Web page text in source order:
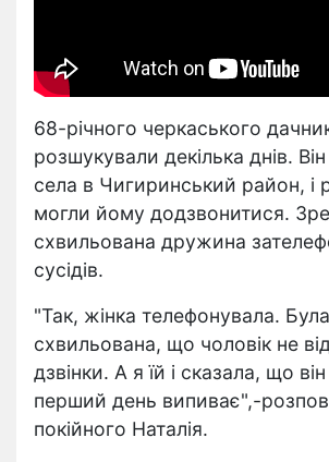
68-річного черкаського
розшукували декілька днів.
села в Чигиринський район, і
могли йому додзвонитися.
схвильована дружина
сусідів.
"Так, жінка телефонувала. Була
схвильована, що чоловік не
дзвінки. А я їй і сказала, що
перший день випиває",-
покійного Наталія.